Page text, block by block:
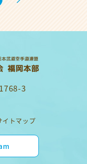
3
イトマップ